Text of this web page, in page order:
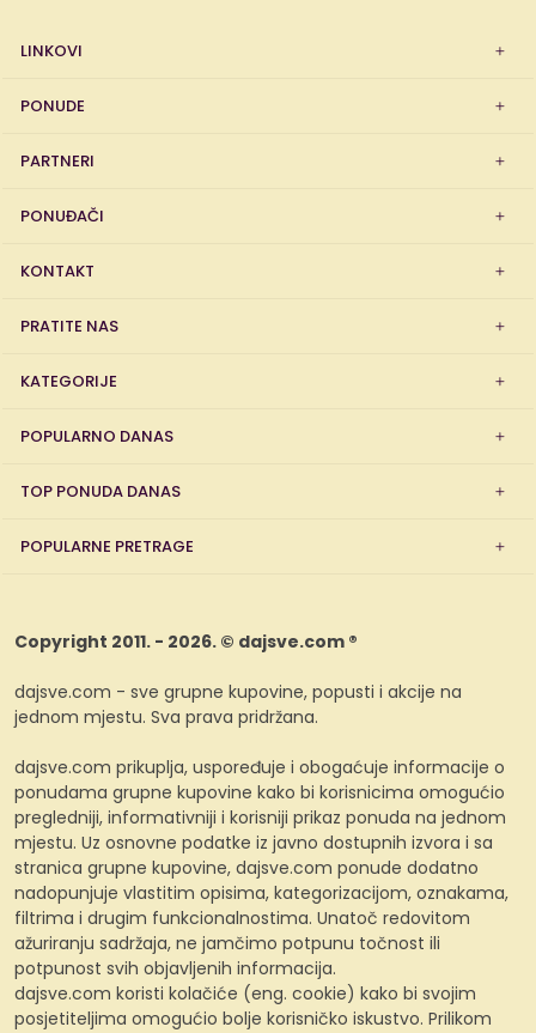
LINKOVI
PONUDE
PARTNERI
PONUĐAČI
KONTAKT
PRATITE NAS
KATEGORIJE
POPULARNO DANAS
TOP PONUDA DANAS
POPULARNE PRETRAGE
Copyright 2011. - 2026. © dajsve.com ®
dajsve.com - sve grupne kupovine, popusti i akcije na
jednom mjestu. Sva prava pridržana.
dajsve.com prikuplja, uspoređuje i obogaćuje informacije o
ponudama grupne kupovine kako bi korisnicima omogućio
pregledniji, informativniji i korisniji prikaz ponuda na jednom
mjestu. Uz osnovne podatke iz javno dostupnih izvora i sa
stranica grupne kupovine, dajsve.com ponude dodatno
nadopunjuje vlastitim opisima, kategorizacijom, oznakama,
filtrima i drugim funkcionalnostima. Unatoč redovitom
ažuriranju sadržaja, ne jamčimo potpunu točnost ili
potpunost svih objavljenih informacija.
dajsve.com koristi kolačiće (eng. cookie) kako bi svojim
posjetiteljima omogućio bolje korisničko iskustvo. Prilikom